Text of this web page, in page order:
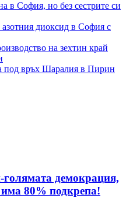
в София, но без сестрите си
азотния диоксид в София с
на зехтин край
под връх Шаралия в Пирин
демокрация,
80% подкрепа!